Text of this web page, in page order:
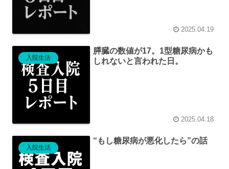
2025.04.19
入院生活
膵臓の数値が17。1型糖尿病かも
しれないと言われた日。
2025.04.18
入院生活
“もし糖尿病が悪化したら”の話